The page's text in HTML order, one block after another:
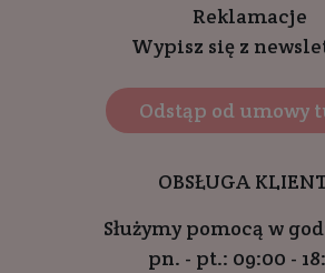
Reklamacje
Wypisz się z
Odstąp od umowy
OBSŁUGA
Służymy pomocą w
pn. - pt.: 09:00 -